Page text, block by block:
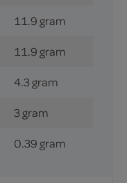
11.9 gram
11.9 gram
4.3 gram
3 gram
0.39 gram